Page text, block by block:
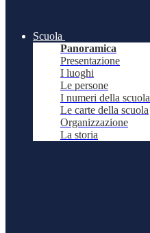
Scuola
Panoramica
Presentazione
I luoghi
Le persone
I numeri della scuola
Le carte della scuola
Organizzazione
La storia